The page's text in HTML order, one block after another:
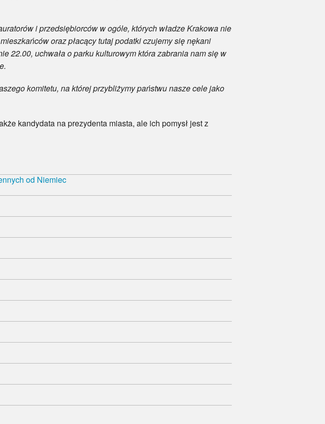
i przedsiębiorców w ogóle, których władze Krakowa nie
oraz płacący tutaj podatki czujemy się nękani
22.00, uchwała o parku kulturowym która zabrania nam się w
komitetu, na której przybliżymy państwu nasze cele jako
kandydata na prezydenta miasta, ale ich pomysł jest z
od Niemiec